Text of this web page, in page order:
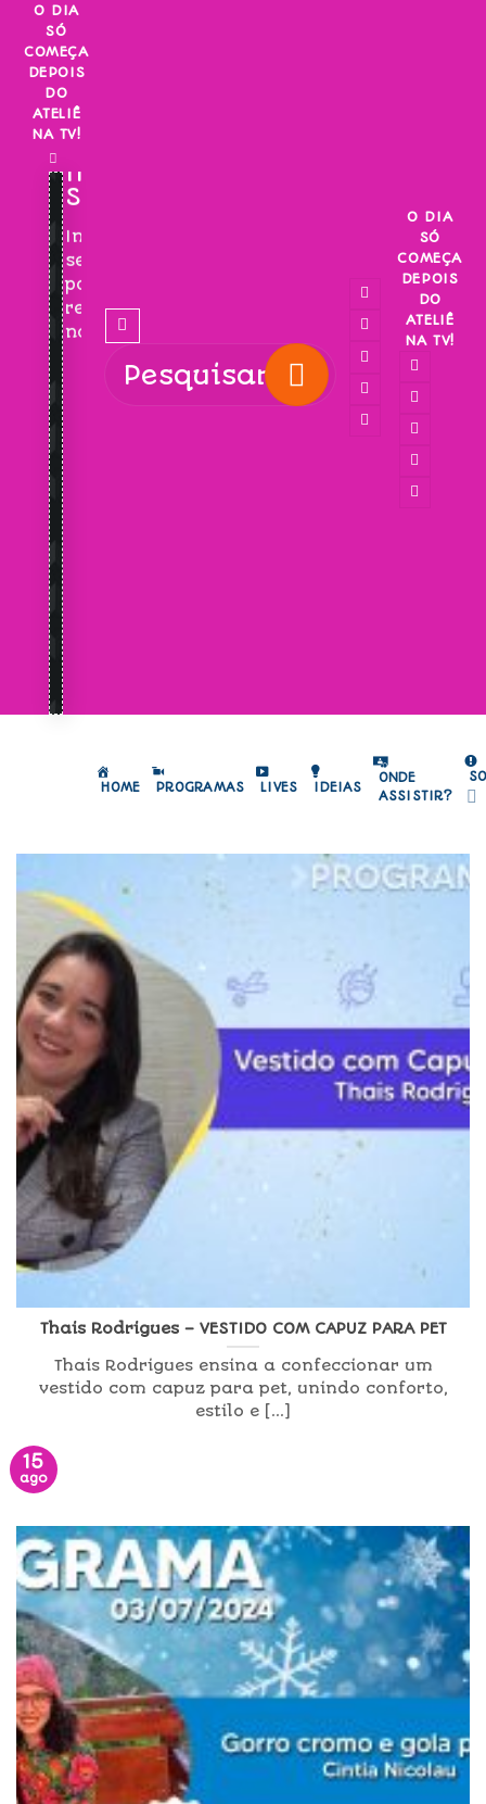
Skip
content
O DIA
SÓ
COMEÇA
DEPOIS
DO
ATELIÊ
NA TV!
INSCREVA-
SE!
Inscreva-
se
para
receber
novidades!
O DIA
SÓ
COMEÇA
DEPOIS
DO
ATELIÊ
NA TV!
HOME PROGRAMAS LIVES IDEIAS
ONDE
ASSISTIR?
Thais Rodrigues – VESTIDO COM CAPUZ PARA PET
Thais Rodrigues ensina a confeccionar um
vestido com capuz para pet, unindo conforto,
estilo e [...]
15
ago